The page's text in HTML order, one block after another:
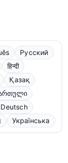
Русский
हिन्दी
Қазақ
Deutsch
Українська